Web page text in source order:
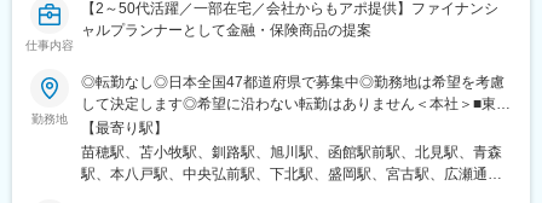
駅、京成船橋駅、九段下駅、上野広小路駅、馬喰横山駅、九品仏
駅、立川北駅、八王子駅、神田駅(東京都)、石川町駅、関内駅、新
駅、駅前大通駅、栄町駅(愛知県)、あすなろう四日市駅、石場駅、
京都市役所前駅、心斎橋駅、東梅田駅、元町駅(兵庫県)、三宮・花
時計前駅、山陽姫路駅、岡山駅、稲荷町駅(広島県)、中電前駅、眉
山ロープウェイ山麓駅、高松築港駅、堀詰駅、西小倉駅、東中間
駅、花畑駅、原爆資料館駅、中佐世保駅、通町筋駅、加治屋町
仕事内容
【2～50代活躍／一部在宅／会社からもアポ提供】ファイナンシ
ャルプランナーとして金融・保険商品の提案
勤務地
◎転勤なし◎日本全国47都道府県で募集中◎勤務地は希望を考慮
して決定します◎希望に沿わない転勤はありません＜本社＞■東京
都台東区浅草橋1-1-8 FP浅草橋ビル・JR中央・総武線「浅草橋」
駅西口出口より徒歩約2分・都営地下鉄浅草線「浅草橋」駅A2出
口より徒歩約3分・JR総武線快速「馬喰町」駅C3出口より徒歩約
【最寄り駅】
苗穂駅、苫小牧駅、釧路駅、旭川駅、函館駅前駅、北見駅、青森
駅、本八戸駅、中央弘前駅、下北駅、盛岡駅、宮古駅、広瀬通